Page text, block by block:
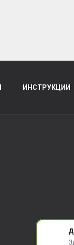
ИНСТРУКЦИИ